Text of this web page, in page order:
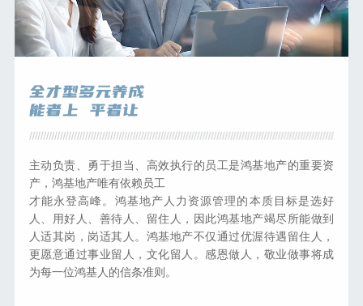
主动负责、勇于担当、高效执行的员工是鸿基地产的重要资
产，鸿基地产唯有依赖员工
才能永登高峰。鸿基地产人力资源管理的本质目标是选好
人、用好人、善待人、留住人，因此鸿基地产竭尽所能做到
人适其岗，岗适其人。鸿基地产不仅通过优渥待遇留住人，
更愿意通过事业留人，文化留人。感恩做人，敬业做事将成
为每一位鸿基人的信条准则。